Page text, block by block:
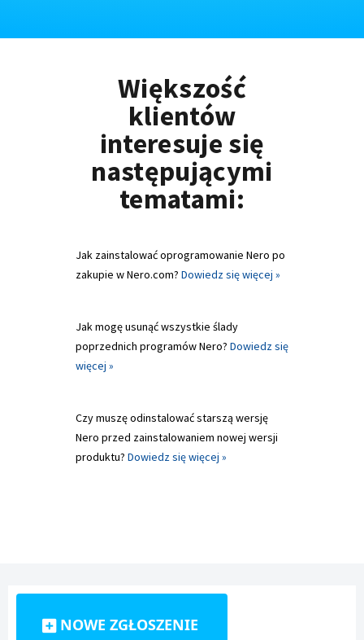
Większość
klientów
interesuje się
następującymi
tematami:
Jak zainstalować oprogramowanie Nero po
zakupie w Nero.com? Dowiedz się więcej »
Jak mogę usunąć wszystkie ślady
poprzednich programów Nero? Dowiedz się
więcej »
Czy muszę odinstalować starszą wersję
Nero przed zainstalowaniem nowej wersji
produktu? Dowiedz się więcej »
NOWE ZGŁOSZENIE